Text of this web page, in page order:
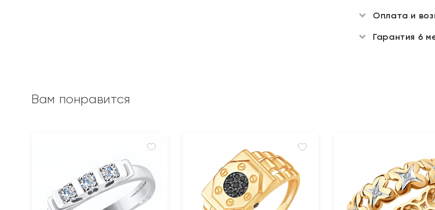
Оплата и
Гарантия 6
Вам понравится